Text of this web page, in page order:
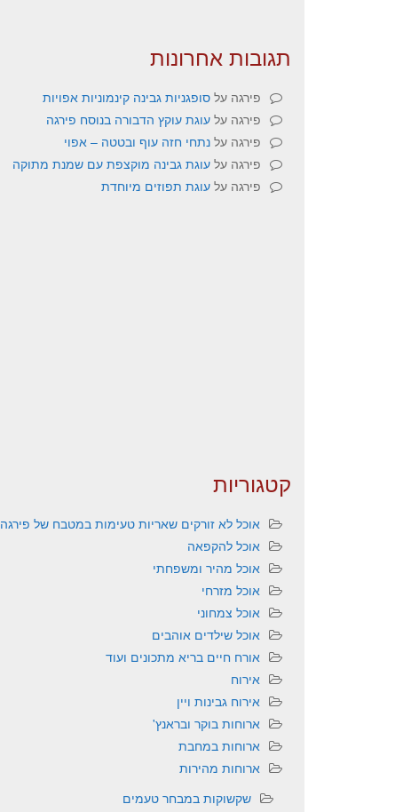
תגובות אחרונות
פירגה על סופגניות גבינה קינמוניות אפויות
פירגה על עוגת עוקץ הדבורה בנוסח פירגה
פירגה על נתחי חזה עוף ובטטה – אפוי
פירגה על עוגת גבינה מוקצפת עם שמנת מתוקה
פירגה על עוגת תפוזים מיוחדת
קטגוריות
אוכל לא זורקים שאריות טעימות במטבח של פירגה
אוכל להקפאה
אוכל מהיר ומשפחתי
אוכל מזרחי
אוכל צמחוני
אוכל שילדים אוהבים
אורח חיים בריא מתכונים ועוד
אירוח
אירוח גבינות ויין
ארוחות בוקר ובראנץ'
ארוחות במחבת
ארוחות מהירות
שקשוקות במבחר טעמים